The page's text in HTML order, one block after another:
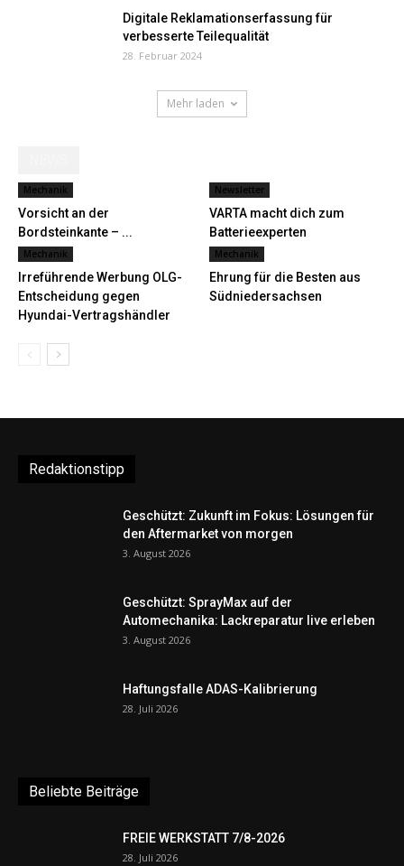
Digitale Reklamationserfassung für
verbesserte Teilequalität
28. Februar 2024
Mehr laden
Mechanik
Vorsicht an der
Bordsteinkante – ...
Newsletter
VARTA macht dich zum
Batterieexperten
Mechanik
Irreführende Werbung OLG-
Entscheidung gegen
Hyundai-Vertragshändler
Mechanik
Ehrung für die Besten aus
Südniedersachsen
Redaktionstipp
Geschützt: Zukunft im Fokus: Lösungen für
den Aftermarket von morgen
3. August 2026
Geschützt: SprayMax auf der
Automechanika: Lackreparatur live erleben
3. August 2026
Haftungsfalle ADAS-Kalibrierung
28. Juli 2026
Beliebte Beiträge
FREIE WERKSTATT 7/8-2026
28. Juli 2026